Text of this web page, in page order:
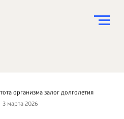
организма залог долголетия
3 марта 2026